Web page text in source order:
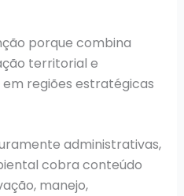
porque combina
territorial e
regiões estratégicas
administrativas,
cobra conteúdo
manejo,